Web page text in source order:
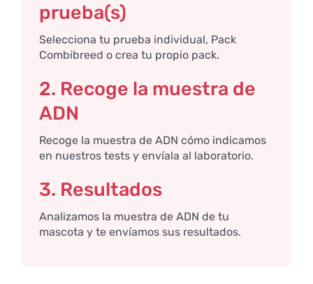
prueba(s)
Selecciona tu prueba individual, Pack
Combibreed o crea tu propio pack.
2. Recoge la muestra de
ADN
Recoge la muestra de ADN cómo indicamos
en nuestros tests y envíala al laboratorio.
3. Resultados
Analizamos la muestra de ADN de tu
mascota y te envíamos sus resultados.